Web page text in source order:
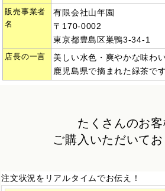
販売事業者
名
有限会社山年園
〒170-0002
東京都豊島区巣鴨3-34-1
店長の一言
美しい水色・爽やかな味わ
鹿児島県で摘まれた緑茶で
たくさんのお客
ご購入いただいてお
注文状況をリアルタイムでお伝え！